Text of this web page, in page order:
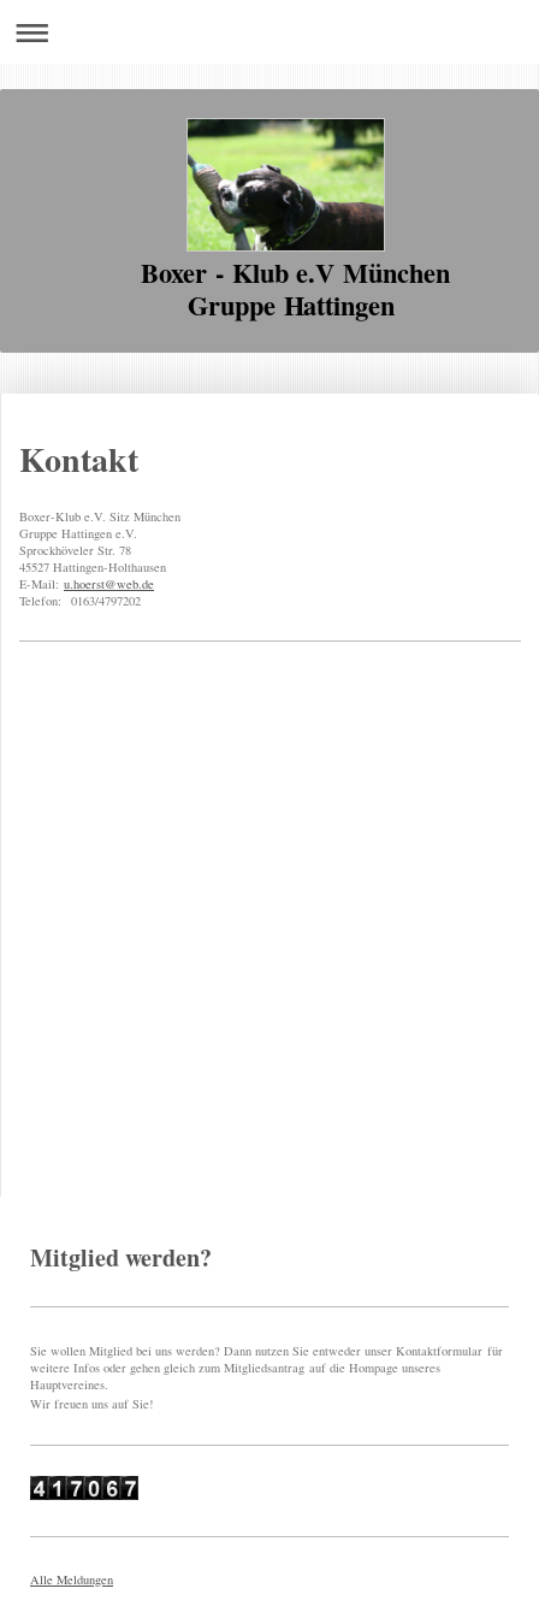
Boxer - Klub e.V München
Gruppe Hattingen
Kontakt
Boxer-Klub e.V. Sitz München
Gruppe Hattingen e.V.
Sprockhöveler Str. 78
45527 Hattingen-Holthausen
E-Mail: u.hoerst@web.de
Telefon: 0163/4797202
Mitglied werden?
Sie wollen Mitglied bei uns werden? Dann nutzen Sie entweder unser Kontaktformular für
weitere Infos oder gehen gleich zum Mitgliedsantrag auf die Hompage unseres
Hauptvereines.
Wir freuen uns auf Sie!
Alle Meldungen